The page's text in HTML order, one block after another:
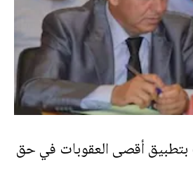
بتطبيق أقصى العقوبات في حق